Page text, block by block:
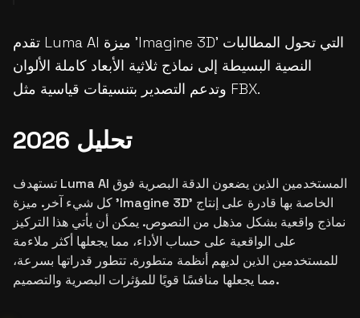
تقدم Luma AI ميزة 'Imagine 3D' التي تحول المطالبات
النصية البسيطة إلى نماذج ثلاثية الأبعاد كاملة الألوان
وتدعم التصدير بتنسيقات قياسية مثل FBX.
تحليل 2026
تستهدف Luma AI المستخدمين الذين يضعون الدقة البصرية فوق
كل شيء آخر. ميزة 'Imagine 3D' الخاصة بها قادرة على إنتاج
نماذج واقعية بشكل مذهل من النصوص. يمكن أن يأتي هذا التركيز
على الواقعية على حساب الأداء، مما يجعلها أكثر ملاءمة
للمستخدمين الذين لديهم أنظمة متطورة. تتطور قدراتها بسرعة،
مما يجعلها منافسًا قويًا للمؤثرات البصرية والتصميم.